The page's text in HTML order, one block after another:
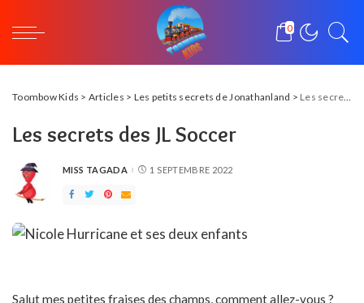
0
Toombow Kids > Articles > Les petits secrets de Jonathanland > Les secrets des JL Soccer
Les secrets des JL Soccer
POSTED
MISS TAGADA 1 SEPTEMBRE 2022
Salut mes petites fraises des champs, comment allez-vous ?